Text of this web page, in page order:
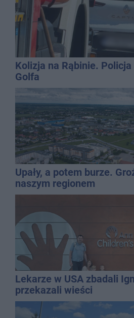
Kolizja na Rąbinie.
Golfa
Upały, a potem burze.
naszym regionem
Lekarze w USA zbadali
przekazali wieści